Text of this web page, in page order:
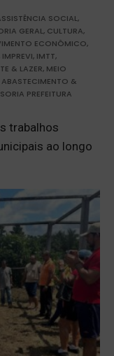
SOCIAL,
GERAL, CULTURA,
ECONÔMICO,
IMPREVI, IMTT,
& LAZER, MEIO
&
PREFEITURA
trabalhos
ao longo